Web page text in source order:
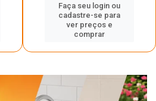
Faça seu login ou
cadastre-se para
ver preços e
comprar